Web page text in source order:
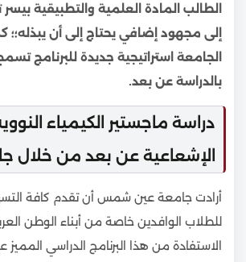
الطالب المادة العلمية والتطبيقية
إلى مجهود إضافي يحتاج إلى أن
الجامعة استراتيجية جديدة للبرنامج
بالدراسة عن بعد.
دراسة ماجستير الكيمياء
الإشعاعية عن بعد من خلال
أرادت جامعة عين شمس أن تقدم كافة
للطلاب الوافدين خاصة من أبناء الوطن
الاستفادة من هذا البرنامج الدراسي